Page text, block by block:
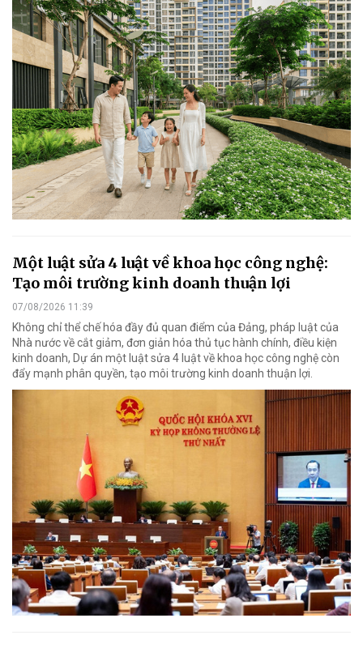
Một luật sửa 4 luật về khoa học công nghệ:
Tạo môi trường kinh doanh thuận lợi
07/08/2026 11:39
Không chỉ thể chế hóa đầy đủ quan điểm của Đảng, pháp luật của
Nhà nước về cắt giảm, đơn giản hóa thủ tục hành chính, điều kiện
kinh doanh, Dự án một luật sửa 4 luật về khoa học công nghệ còn
đẩy mạnh phân quyền, tạo môi trường kinh doanh thuận lợi.